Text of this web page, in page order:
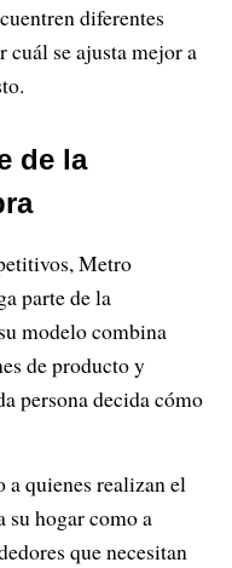
diferentes
cuál se ajusta mejor a
de la
Metro
parte de la
modelo combina
de producto y
persona decida cómo
a quienes realizan el
su hogar como a
que necesitan